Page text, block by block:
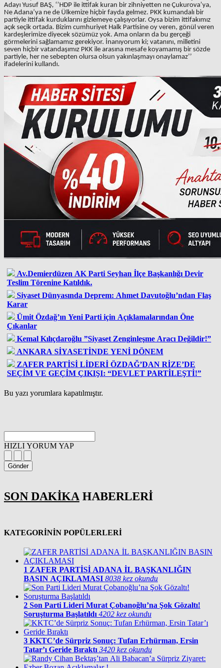
Adayı Yusuf BAŞ, ‘’HDP ile ittifak kuran bir zihniyetten ne Çukurova’ya,
Ne Adana’ya ne de Ülkemize hiçbir fayda gelmez. PKK kumandalı bir
partiyle ittifak kurduklarını gizlemeye çalışıyorlar. Oysa bizim ittifakımız
açık seçik ortada. Bizim cumhuriyet Halk Partisine oy veren, gönül veren
kardeşlerimize diyecek sözümüz yok. Ama onların da bu gerçeği
görmelerini sağlamamız gerekiyor. İnanıyorum ki; vatanını, milletini
seven hiçbir vatandaşımız PKK ile arasına mesafe koyamamış bir sözde
partiyle, her ne sebepten olursa olsun yakınlaşmayı onaylamaz’’
ifadelerini kullandı.
Av.Demierdüzen AK Parti Seyhan İlçe Başkanlığı Devir
Teslim Törenine Katıldık.
Siyaset Dünyasında Deprem: Ahmet Davutoğlu’ndan Flaş
Karar
Ümit Özdağ’ın Yeni Parti için Açıklamalarından Öne
Çıkanlar
Kemal Kılıçdaroğlu ”Siyaset Zenginleşme Aracı Değildir!”
ANKARA SİYASETİNDE YENİ DÖNEM
ZAFER PARTİSİ LİDERİ ÖZDAĞ’DAN RİZE’DE
SEÇİM VE GEÇİM ÇIKIŞI: “DEVLET PARTİLEŞTİ!”
Bu yazı yorumlara kapatılmıştır.
HIZLI YORUM YAP
Gönder
SON DAKİKA HABERLERİ
KATEGORİNİN POPÜLERLERİ
1 ZAFER PARTİSİ ADANA İL BAŞKANLIĞIN
BASIN AÇIKLAMASI 8038 kez okundu
2 Son Parti Lideri Murat Çobanoğlu’na Şok Gözaltı!
Soruşturma Başlatıldı 4202 kez okundu
3 KKTC’de Sürpriz Sonuç: Tufan Erhürman, Ersin
Tatar’ı Geride Bıraktı 3420 kez okundu